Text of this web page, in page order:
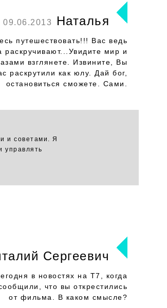
09.06.2013 Наталья
путешествовать!!! Вас ведь
раскручивают...Увидите мир и
взглянете. Извините, Вы
раскрутили как юлу. Дай бог,
остановиться сможете. Сами.
и советами. Я
управлять
Сергеевич
в новостях на Т7, когда
что вы открестились
от фильма. В каком смысле?